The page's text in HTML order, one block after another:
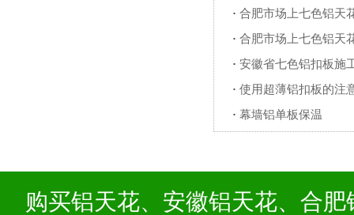
· 合肥市场上七色铝天
· 合肥市场上七色铝天
· 安徽省七色铝扣板施
· 使用超薄铝扣板的注
· 幕墙铝单板保温
购买铝天花、 安徽铝天花、 合肥